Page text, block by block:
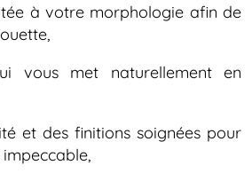
à votre morphologie afin de
vous met naturellement en
et des finitions soignées pour